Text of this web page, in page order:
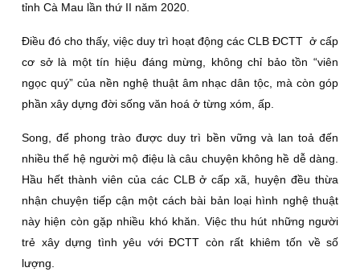
tỉnh Cà Mau lần thứ II năm 2020.
Ðiều đó cho thấy, việc duy trì hoạt động các CLB ÐCTT ở cấp
cơ sở là một tín hiệu đáng mừng, không chỉ bảo tồn “viên
ngọc quý” của nền nghệ thuật âm nhạc dân tộc, mà còn góp
phần xây dựng đời sống văn hoá ở từng xóm, ấp.
Song, để phong trào được duy trì bền vững và lan toả đến
nhiều thế hệ người mộ điệu là câu chuyện không hề dễ dàng.
Hầu hết thành viên của các CLB ở cấp xã, huyện đều thừa
nhận chuyện tiếp cận một cách bài bản loại hình nghệ thuật
này hiện còn gặp nhiều khó khăn. Việc thu hút những người
trẻ xây dựng tình yêu với ÐCTT còn rất khiêm tốn về số
lượng.